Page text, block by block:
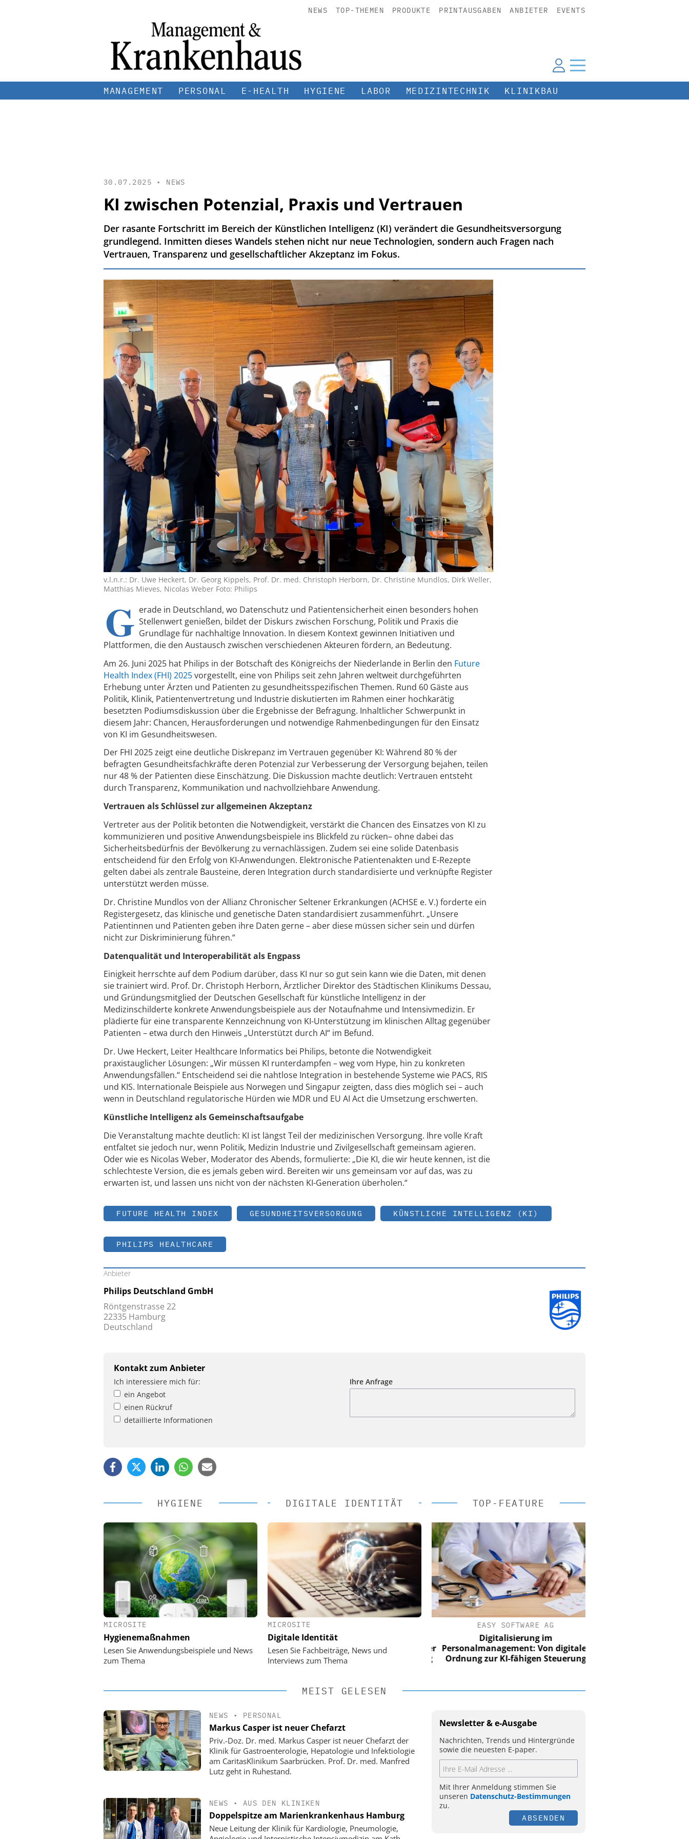
NEWS TOP-THEMEN PRODUKTE PRINTAUSGABEN ANBIETER EVENTS
MANAGEMENT PERSONAL E-HEALTH HYGIENE LABOR MEDIZINTECHNIK KLINIKBAU
30.07.2025 • NEWS
KI zwischen Potenzial, Praxis und Vertrauen
Der rasante Fortschritt im Bereich der Künstlichen Intelligenz (KI) verändert die Gesundheitsversorgung
grundlegend. Inmitten dieses Wandels stehen nicht nur neue Technologien, sondern auch Fragen nach
Vertrauen, Transparenz und gesellschaftlicher Akzeptanz im Fokus.
v.l.n.r.: Dr. Uwe Heckert, Dr. Georg Kippels, Prof. Dr. med. Christoph Herborn, Dr. Christine Mundlos, Dirk Weller,
Matthias Mieves, Nicolas Weber Foto: Philips
G erade in Deutschland, wo Datenschutz und Patientensicherheit einen besonders hohen
Stellenwert genießen, bildet der Diskurs zwischen Forschung, Politik und Praxis die
Grundlage für nachhaltige Innovation. In diesem Kontext gewinnen Initiativen und
Plattformen, die den Austausch zwischen verschiedenen Akteuren fördern, an Bedeutung.
Am 26. Juni 2025 hat Philips in der Botschaft des Königreichs der Niederlande in Berlin den Future
Health Index (FHI) 2025vorgestellt, eine von Philips seit zehn Jahren weltweit durchgeführten
Erhebung unter Ärzten und Patienten zu gesundheitsspezifischen Themen. Rund 60 Gäste aus
Politik, Klinik, Patientenvertretung und Industrie diskutierten im Rahmen einer hochkarätig
besetzten Podiumsdiskussion über die Ergebnisse der Befragung. Inhaltlicher Schwerpunkt in
diesem Jahr: Chancen, Herausforderungen und notwendige Rahmenbedingungen für den Einsatz
von KI im Gesundheitswesen.
Der FHI 2025 zeigt eine deutliche Diskrepanz im Vertrauen gegenüber KI: Während 80 % der
befragten Gesundheitsfachkräfte deren Potenzial zur Verbesserung der Versorgung bejahen, teilen
nur 48 % der Patienten diese Einschätzung. Die Diskussion machte deutlich: Vertrauen entsteht
durch Transparenz, Kommunikation und nachvollziehbare Anwendung.
Vertrauen als Schlüssel zur allgemeinen Akzeptanz
Vertreter aus der Politik betonten die Notwendigkeit, verstärkt die Chancen des Einsatzes von KI zu
kommunizieren und positive Anwendungsbeispiele ins Blickfeld zu rücken– ohne dabei das
Sicherheitsbedürfnis der Bevölkerung zu vernachlässigen. Zudem sei eine solide Datenbasis
entscheidend für den Erfolg von KI-Anwendungen. Elektronische Patientenakten und E-Rezepte
gelten dabei als zentrale Bausteine, deren Integration durch standardisierte und verknüpfte Register
unterstützt werden müsse.
Dr. Christine Mundlos von der Allianz Chronischer Seltener Erkrankungen (ACHSE e. V.) forderte ein
Registergesetz, das klinische und genetische Daten standardisiert zusammenführt. „Unsere
Patientinnen und Patienten geben ihre Daten gerne – aber diese müssen sicher sein und dürfen
nicht zur Diskriminierung führen.“
Datenqualität und Interoperabilität als Engpass
Einigkeit herrschte auf dem Podium darüber, dass KI nur so gut sein kann wie die Daten, mit denen
sie trainiert wird. Prof. Dr. Christoph Herborn, Ärztlicher Direktor des Städtischen Klinikums Dessau,
und Gründungsmitglied der Deutschen Gesellschaft für künstliche Intelligenz in der
Medizinschilderte konkrete Anwendungsbeispiele aus der Notaufnahme und Intensivmedizin. Er
plädierte für eine transparente Kennzeichnung von KI-Unterstützung im klinischen Alltag gegenüber
Patienten – etwa durch den Hinweis „Unterstützt durch AI“ im Befund.
Dr. Uwe Heckert, Leiter Healthcare Informatics bei Philips, betonte die Notwendigkeit
praxistauglicher Lösungen: „Wir müssen KI runterdampfen – weg vom Hype, hin zu konkreten
Anwendungsfällen.“ Entscheidend sei die nahtlose Integration in bestehende Systeme wie PACS, RIS
und KIS. Internationale Beispiele aus Norwegen und Singapur zeigten, dass dies möglich sei – auch
wenn in Deutschland regulatorische Hürden wie MDR und EU AI Act die Umsetzung erschwerten.
Künstliche Intelligenz als Gemeinschaftsaufgabe
Die Veranstaltung machte deutlich: KI ist längst Teil der medizinischen Versorgung. Ihre volle Kraft
entfaltet sie jedoch nur, wenn Politik, Medizin Industrie und Zivilgesellschaft gemeinsam agieren.
Oder wie es Nicolas Weber, Moderator des Abends, formulierte: „Die KI, die wir heute kennen, ist die
schlechteste Version, die es jemals geben wird. Bereiten wir uns gemeinsam vor auf das, was zu
erwarten ist, und lassen uns nicht von der nächsten KI-Generation überholen.“
FUTURE HEALTH INDEX GESUNDHEITSVERSORGUNG KÜNSTLICHE INTELLIGENZ (KI)
PHILIPS HEALTHCARE
Anbieter
Philips Deutschland GmbH
Röntgenstrasse 22
22335 Hamburg
Deutschland
Kontakt zum Anbieter
Ich interessiere mich für:
ein Angebot
einen Rückruf
detaillierte Informationen
Ihre Anfrage
HYGIENE
MICROSITE
Hygienemaßnahmen
Lesen Sie Anwendungsbeispiele und News
zum Thema
DIGITALE IDENTITÄT
MICROSITE
Digitale Identität
Lesen Sie Fachbeiträge, News und
Interviews zum Thema
TOP-FEATURE
Digitalisierung im
Personalmanagement: Von digitaler
Ordnung zur KI-fähigen Steuerung
Digitalisierung im
Personalmanagement: Von digitaler
Ordnung zur KI-fähigen Steuerung
EASY SOFTWARE AG
Digitalisierung im
Personalmanagement: Von digitaler
Ordnung zur KI-fähigen Steuerung
MEIST GELESEN
NEWS • PERSONAL
Markus Casper ist neuer Chefarzt
Priv.-Doz. Dr. med. Markus Casper ist neuer Chefarzt der
Klinik für Gastroenterologie, Hepatologie und Infektiologie
am CaritasKlinikum Saarbrücken. Prof. Dr. med. Manfred
Lutz geht in Ruhestand.
NEWS • AUS DEN KLINIKEN
Doppelspitze am Marienkrankenhaus Hamburg
Neue Leitung der Klinik für Kardiologie, Pneumologie,
Newsletter & e-Ausgabe
Nachrichten, Trends und Hintergründe
sowie die neuesten E-paper.
Mit Ihrer Anmeldung stimmen Sie
unseren Datenschutz-Bestimmungen
zu.
ABSENDEN